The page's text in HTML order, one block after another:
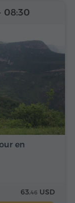
en
08:30
63.46 USD